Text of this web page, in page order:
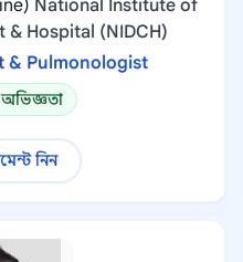
National Institute of
& Hospital (NIDCH)
& Pulmonologist
নিন